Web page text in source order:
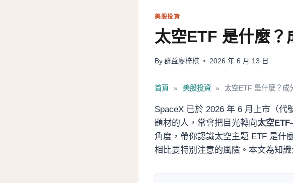
美股投資
太空ETF 是什麼
By 群益廖梓棋 2026 年 6 月 13 日
首頁 » 美股投資 » 太空ETF 是什麼？成
SpaceX 已於 2026 年 6 月上市（代
題材的人，常會把目光轉向太空ETF
角度，帶你認識太空主題 ETF 是什
相比要特別注意的風險。本文為知